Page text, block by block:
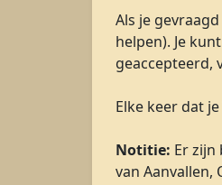
Als je
helpen). Je
geaccepteerd,
Elke keer dat
Notitie: Er
van Aanvallen,